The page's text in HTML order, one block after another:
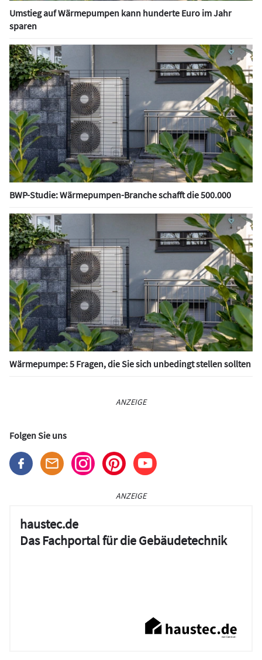
Umstieg auf Wärmepumpen kann hunderte Euro im Jahr
sparen
BWP-Studie: Wärmepumpen-Branche schafft die 500.000
Wärmepumpe: 5 Fragen, die Sie sich unbedingt stellen sollten
ANZEIGE
Folgen Sie uns
ANZEIGE
haustec.de
Das Fachportal für die Gebäudetechnik